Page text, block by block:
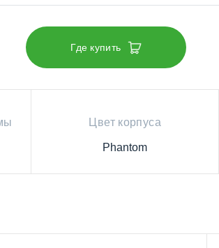
Где купить
Цвет корпуса
Phantom